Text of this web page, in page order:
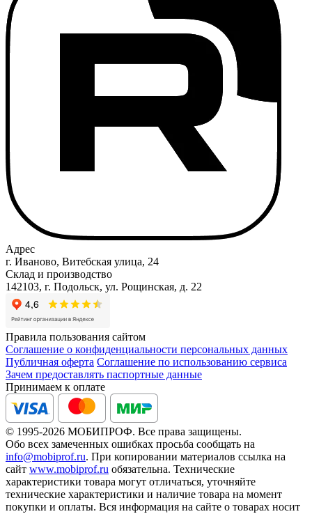
Адрес
г. Иваново, Витебская улица, 24
Склад и производство
142103, г. Подольск, ул. Рощинская, д. 22
Правила пользования сайтом
Соглашение о конфиденциальности персональных данных
Публичная оферта Соглашение по использованию сервиса
Зачем предоставлять паспортные данные
Принимаем к оплате
© 1995-2026 МОБИПРОФ. Все права защищены.
Обо всех замеченных ошибках просьба сообщать на
info@mobiprof.ru. При копировании материалов ссылка на
сайт www.mobiprof.ru обязательна. Технические
характеристики товара могут отличаться, уточняйте
технические характеристики и наличие товара на момент
покупки и оплаты. Вся информация на сайте о товарах носит